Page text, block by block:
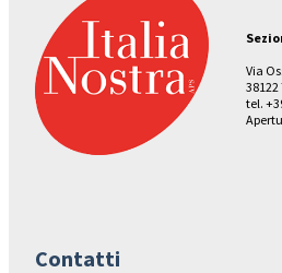
Via
38122
tel.
Contatti